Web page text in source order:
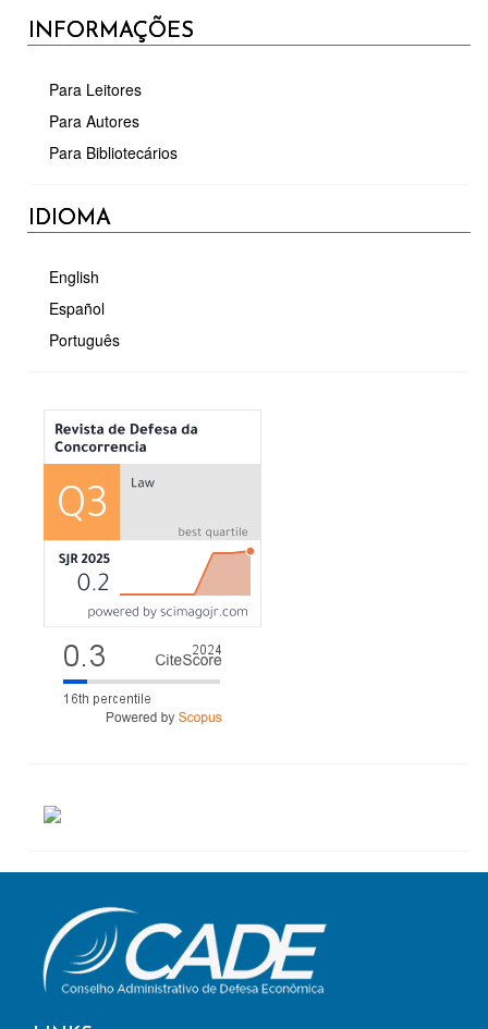
INFORMAÇÕES
Para Leitores
Para Autores
Para Bibliotecários
IDIOMA
English
Español
Português
MÉTRICAS
ACESSOS